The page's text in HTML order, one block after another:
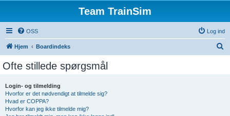
Team TrainSim
OSS Log ind
Hjem Boardindeks
Ofte stillede spørgsmål
Login- og tilmelding
Hvorfor er det nødvendigt at tilmelde sig?
Hvad er COPPA?
Hvorfor kan jeg ikke tilmelde mig?